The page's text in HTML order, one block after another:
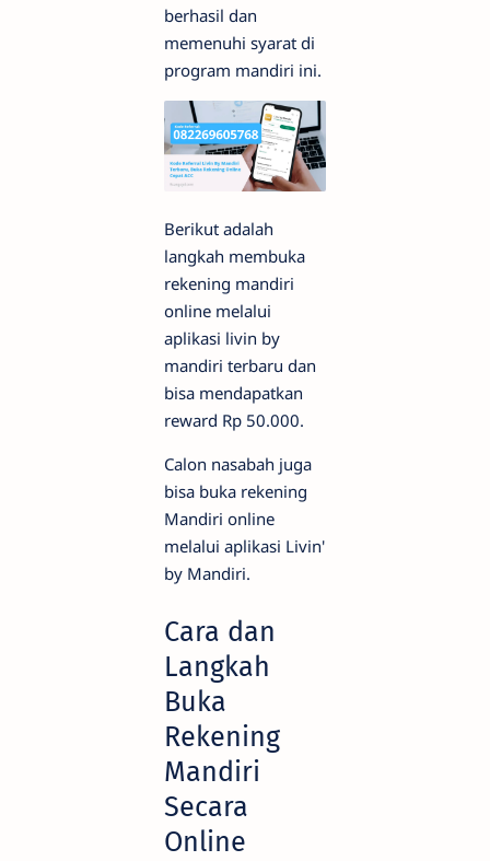
berhasil dan
memenuhi syarat di
program mandiri ini.
Berikut adalah
langkah membuka
rekening mandiri
online melalui
aplikasi livin by
mandiri terbaru dan
bisa mendapatkan
reward Rp 50.000.
Calon nasabah juga
bisa buka rekening
Mandiri online
melalui aplikasi Livin'
by Mandiri.
Cara dan
Langkah
Buka
Rekening
Mandiri
Secara
Online